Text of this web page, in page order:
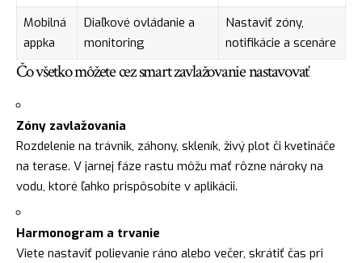
Mobilná
appka
Diaľkové ovládanie a
monitoring
Nastaviť zóny,
notifikácie a scenáre
Čo všetko môžete cez smart zavlažovanie nastavovať
Zóny zavlažovania
Rozdelenie na trávnik, záhony, skleník, živý plot či kvetináče
na terase. V jarnej fáze rastu môžu mať rôzne nároky na
vodu, ktoré ľahko prispôsobíte v aplikácii.
Harmonogram a trvanie
Viete nastaviť polievanie ráno alebo večer, skrátiť čas pri